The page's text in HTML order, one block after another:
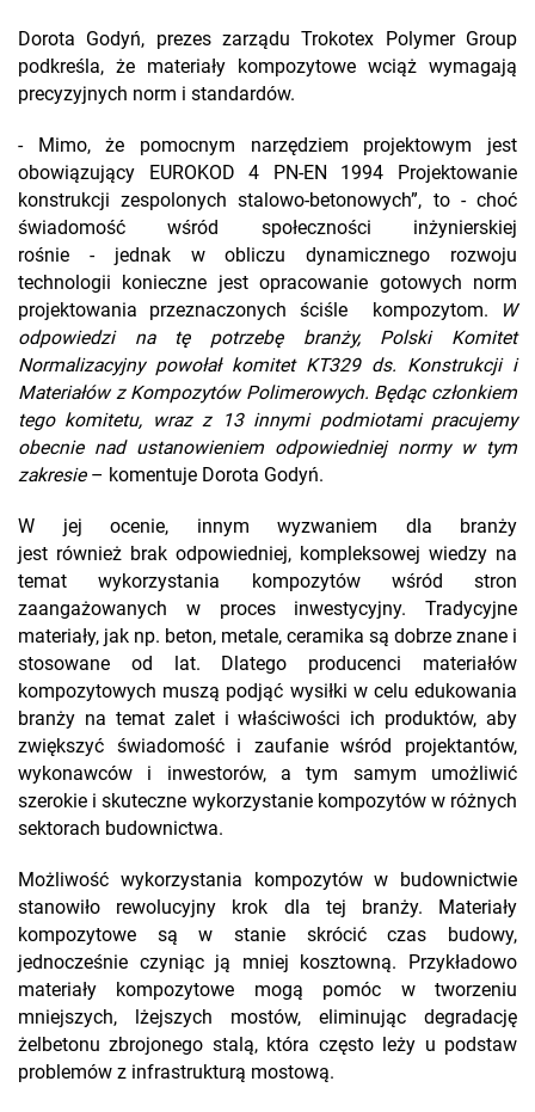
Dorota Godyń, prezes zarządu Trokotex Polymer Group
podkreśla, że materiały kompozytowe wciąż wymagają
precyzyjnych norm i standardów.
- Mimo, że pomocnym narzędziem projektowym jest
obowiązujący EUROKOD 4 PN-EN 1994 Projektowanie
konstrukcji zespolonych stalowo-betonowych”, to - choć
świadomość wśród społeczności inżynierskiej
rośnie - jednak w obliczu dynamicznego rozwoju
technologii konieczne jest opracowanie gotowych norm
projektowania przeznaczonych ściśle kompozytom.
W
odpowiedzi na tę potrzebę branży, Polski Komitet
Normalizacyjny powołał komitet KT329 ds. Konstrukcji i
Materiałów z Kompozytów Polimerowych. Będąc członkiem
tego komitetu, wraz z 13 innymi podmiotami pracujemy
obecnie nad ustanowieniem odpowiedniej normy w tym
zakresie– komentuje Dorota Godyń.
W jej ocenie, innym wyzwaniem dla branży
jest również brak odpowiedniej, kompleksowej wiedzy na
temat wykorzystania kompozytów wśród stron
zaangażowanych w proces inwestycyjny. Tradycyjne
materiały, jak np. beton, metale, ceramika są dobrze znane i
stosowane od lat. Dlatego producenci materiałów
kompozytowych muszą podjąć wysiłki w celu edukowania
branży na temat zalet i właściwości ich produktów, aby
zwiększyć świadomość i zaufanie wśród projektantów,
wykonawców i inwestorów, a tym samym umożliwić
szerokie i skuteczne wykorzystanie kompozytów w różnych
sektorach budownictwa.
Możliwość wykorzystania kompozytów w budownictwie
stanowiło rewolucyjny krok dla tej branży. Materiały
kompozytowe są w stanie skrócić czas budowy,
jednocześnie czyniąc ją mniej kosztowną. Przykładowo
materiały kompozytowe mogą pomóc w tworzeniu
mniejszych, lżejszych mostów, eliminując degradację
żelbetonu zbrojonego stalą, która często leży u podstaw
problemów z infrastrukturą mostową.